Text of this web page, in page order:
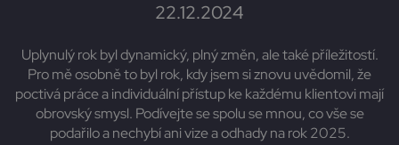
22.12.2024
Uplynulý rok byl dynamický, plný změn, ale také příležitostí.
Pro mě osobně to byl rok, kdy jsem si znovu uvědomil, že
poctivá práce a individuální přístup ke každému klientovi mají
obrovský smysl. Podívejte se spolu se mnou, co vše se
podařilo a nechybí ani vize a odhady na rok 2025.